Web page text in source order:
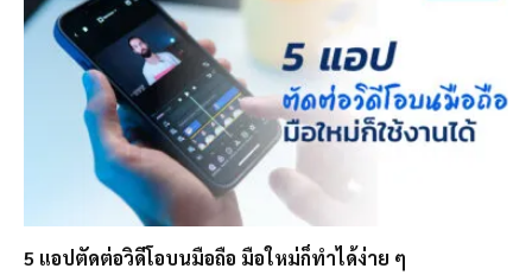
5 แอปตัดต่อวิดีโอบนมือถือ มือใหม่ก็ทำได้ง่าย ๆ